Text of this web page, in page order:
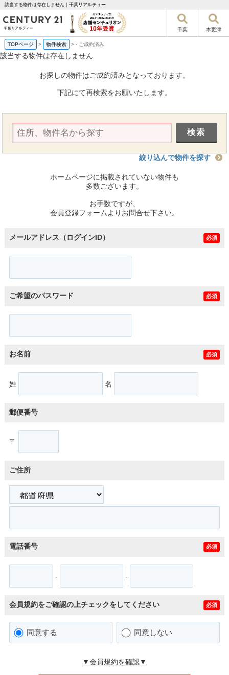
該当する物件は存在しません｜千葉リアルティー
千葉 木更津
TOPページ > 物件検索 >- ご成約済み
該当する物件は存在しません
お探しの物件はご成約済みとなっております。
下記にて再検索をお願いたします。
絞り込んで物件を探す
ホームページに掲載されていない物件も
多数ございます。
お手数ですが、
会員登録フォームよりお問合せ下さい。
メールアドレス（ログインID） 必須
ご希望のパスワード 必須
お名前 必須
姓 名
郵便番号
〒
ご住所
電話番号 必須
- -
会員規約をご確認の上チェックをしてください 必須
同意する 同意しない
▼会員規約を確認▼